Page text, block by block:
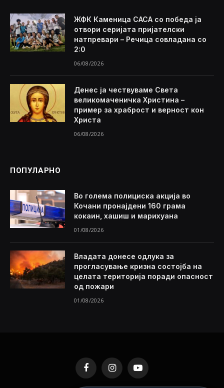
ЖФК Каменица САСА со победа ја
отвори серијата пријателски
натпревари – Речица совладана со
2:0
06/08/2026
Денес ја чествуваме Света
великомаченичка Христина –
пример за храброст и верност кон
Христа
06/08/2026
ПОПУЛАРНО
Во голема полициска акција во
Кочани пронајдени 160 грама
кокаин, хашиш и марихуана
01/08/2026
Владата донесе одлука за
прогласување кризна состојба на
целата територија поради опасност
од пожари
01/08/2026
FacebookInstagramYouTube